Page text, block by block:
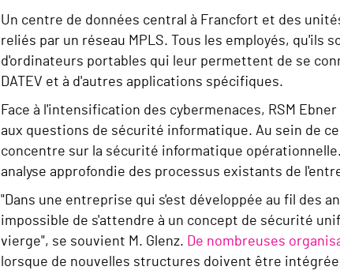
Un centre de données central à Francfort et des
reliés par un réseau MPLS. Tous les employés, qu'ils
d'ordinateurs portables qui leur permettent de se
DATEV et à d'autres applications spécifiques.
Face à l'intensification des cybermenaces, RSM
aux questions de sécurité informatique. Au sein de
concentre sur la sécurité informatique
analyse approfondie des processus existants de
"Dans une entreprise qui s'est développée au fil des
impossible de s'attendre à un concept de sécurité
vierge", se souvient M. Glenz. De nombreuses
lorsque de nouvelles structures doivent être